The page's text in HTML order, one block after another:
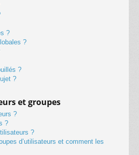
?
?
?
?
et groupes
?
?
?
d’utilisateurs et comment les